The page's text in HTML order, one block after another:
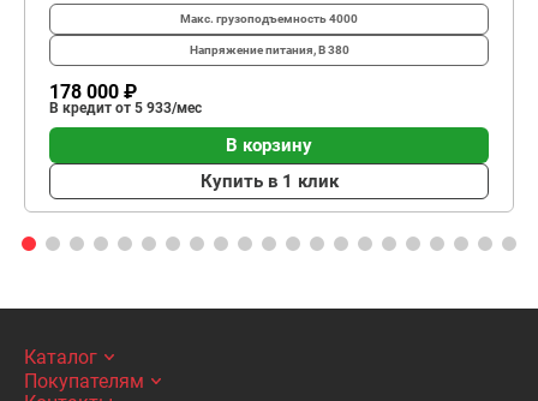
Макс. грузоподъемность4000
Напряжение питания, В380
178 000 ₽
В кредит от 5 933/мес
В корзину
Купить в 1 клик
Каталог
Покупателям